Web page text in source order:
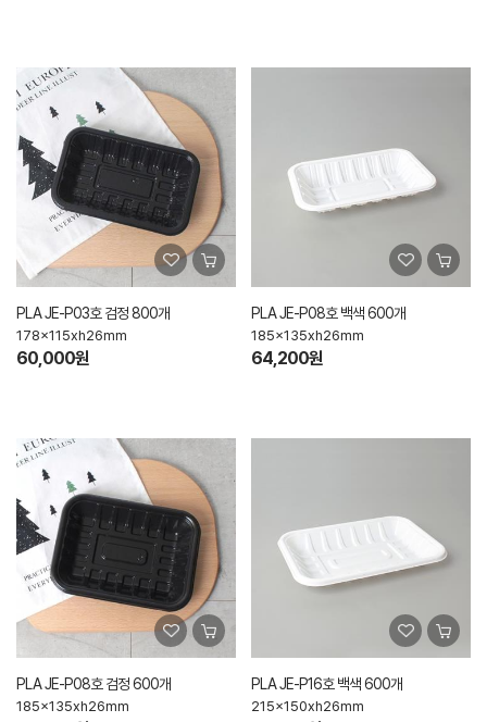
PLA JE-P03호 검정 800개
178x115xh26mm
60,000원
PLA JE-P08호 백색 600개
185x135xh26mm
64,200원
PLA JE-P08호 검정 600개
185x135xh26mm
PLA JE-P16호 백색 600개
215x150xh26mm